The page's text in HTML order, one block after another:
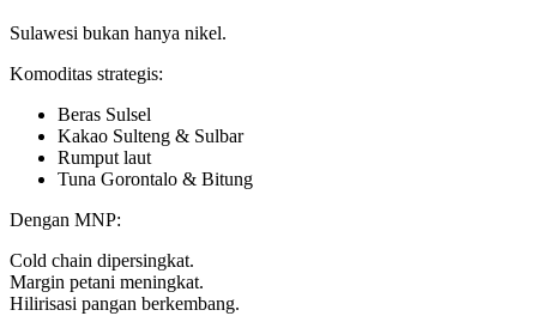
Sulawesi bukan hanya nikel.
Komoditas strategis:
Beras Sulsel
Kakao Sulteng & Sulbar
Rumput laut
Tuna Gorontalo & Bitung
Dengan MNP:
Cold chain dipersingkat.
Margin petani meningkat.
Hilirisasi pangan berkembang.